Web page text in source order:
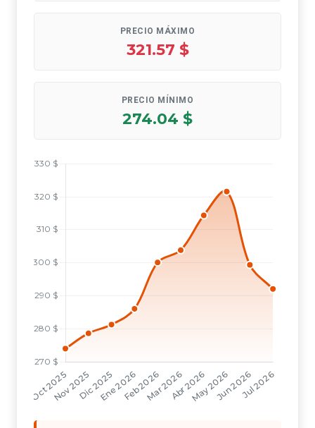
PRECIO MÁXIMO
321.57 $
PRECIO MÍNIMO
274.04 $